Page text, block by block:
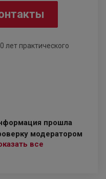
лет практического
прошла
модератором
все